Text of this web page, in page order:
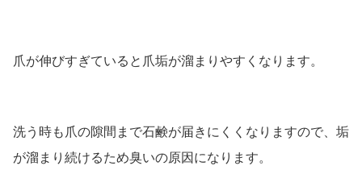
爪が伸びすぎていると爪垢が溜まりやすくなります。
洗う時も爪の隙間まで石鹸が届きにくくなりますので、垢
が溜まり続けるため臭いの原因になります。